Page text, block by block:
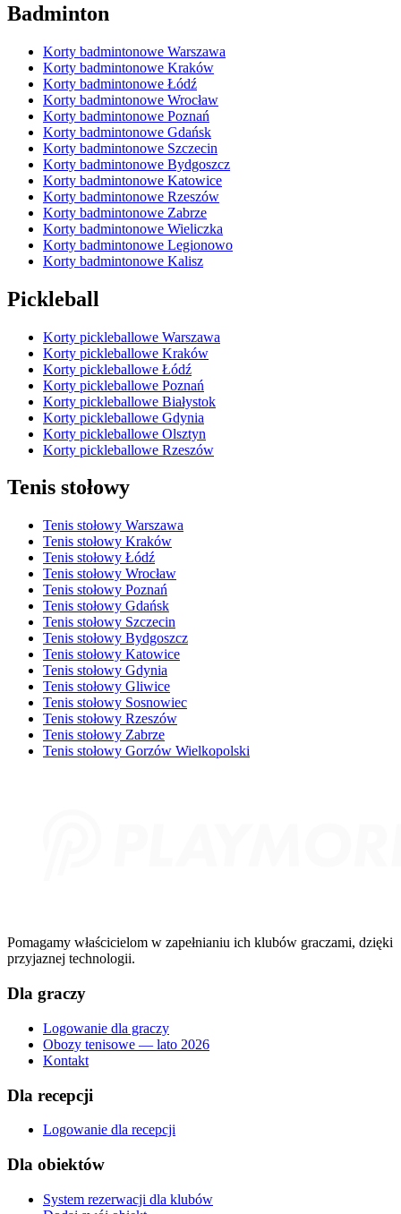
Badminton
Korty badmintonowe Warszawa
Korty badmintonowe Kraków
Korty badmintonowe Łódź
Korty badmintonowe Wrocław
Korty badmintonowe Poznań
Korty badmintonowe Gdańsk
Korty badmintonowe Szczecin
Korty badmintonowe Bydgoszcz
Korty badmintonowe Katowice
Korty badmintonowe Rzeszów
Korty badmintonowe Zabrze
Korty badmintonowe Wieliczka
Korty badmintonowe Legionowo
Korty badmintonowe Kalisz
Pickleball
Korty pickleballowe Warszawa
Korty pickleballowe Kraków
Korty pickleballowe Łódź
Korty pickleballowe Poznań
Korty pickleballowe Białystok
Korty pickleballowe Gdynia
Korty pickleballowe Olsztyn
Korty pickleballowe Rzeszów
Tenis stołowy
Tenis stołowy Warszawa
Tenis stołowy Kraków
Tenis stołowy Łódź
Tenis stołowy Wrocław
Tenis stołowy Poznań
Tenis stołowy Gdańsk
Tenis stołowy Szczecin
Tenis stołowy Bydgoszcz
Tenis stołowy Katowice
Tenis stołowy Gdynia
Tenis stołowy Gliwice
Tenis stołowy Sosnowiec
Tenis stołowy Rzeszów
Tenis stołowy Zabrze
Tenis stołowy Gorzów Wielkopolski
Pomagamy właścicielom w zapełnianiu ich klubów graczami, dzięki
przyjaznej technologii.
Dla graczy
Logowanie dla graczy
Obozy tenisowe — lato 2026
Kontakt
Dla recepcji
Logowanie dla recepcji
Dla obiektów
System rezerwacji dla klubów